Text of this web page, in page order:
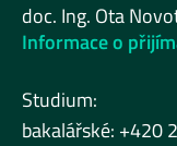
doc. Ing. Ota
Informace o
Studium:
bakalářské: +420